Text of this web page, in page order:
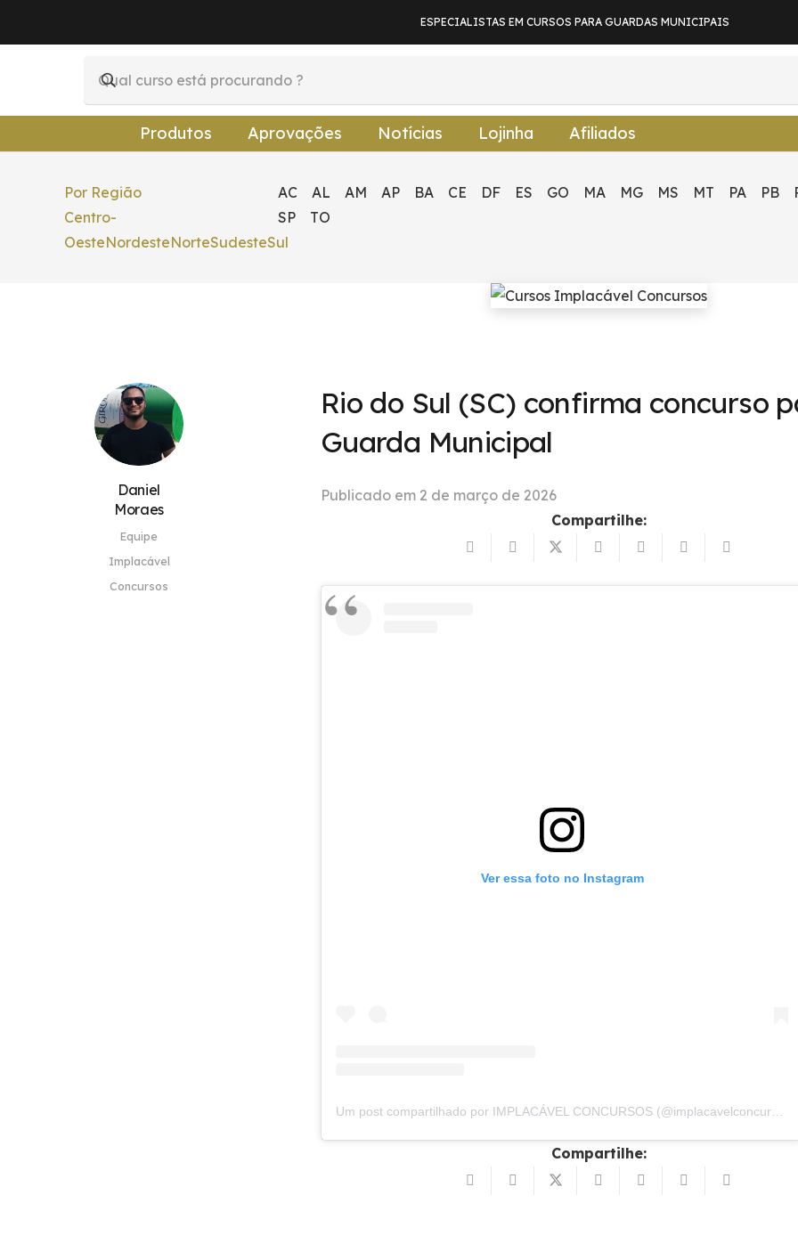
ESPECIALISTAS EM CURSOS PARA GUARDAS MUNICIPAIS
Produtos Aprovações Notícias Lojinha Afiliados
Por Região
Centro-
OesteNordesteNorteSudesteSul
AC AL AM AP BA CE DF ES GO MA MG MS MT PA PB
SP
TO
Daniel
Moraes
Equipe
Implacável
Concursos
Rio do Sul (SC) confirma concurso
Guarda Municipal
Publicado em 2 de março de 2026
Compartilhe:
Ver essa foto no Instagram
Compartilhe: